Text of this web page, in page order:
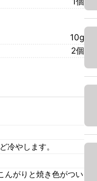
10g
2個
冷やします。
んがりと焼き色がつい